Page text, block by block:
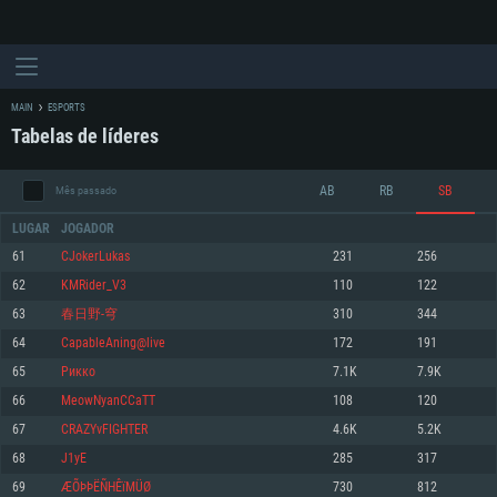
REQUERIMENTOS DE SISTEMA
Mínimo
Sistema Operativo: Windows 10 (64 bit)
Processador: Dual-Core 2.2 GHz
Mínimo
Sistema Operativo: Mac OS Big Sur 11.0 ou versão mais recente
Processador: Core i5 2.2GHz mínimo (Intel Xeon não suportado)
Mínimo
Sistema Operativo: Distribuições mais modernas do Linux de 64bit
Processador: Dual-Core 2.4 GHz
MAIN ESPORTS
Tabelas de líderes
Mês passado AB RB SB
LUGAR JOGADOR
61 CJokerLukas 231 256
62 KMRider_V3 110 122
63 春日野-穹 310 344
64 CapableAning@live 172 191
65 Рикко 7.1K 7.9K
66 MeowNyanCCaTT 108 120
67 CRAZYvFIGHTER 4.6K 5.2K
68 J1yE 285 317
69 ÆÕÞÞËÑHÊïMÜØ 730 812